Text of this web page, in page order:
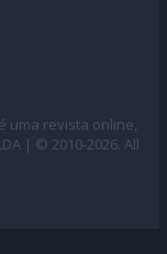
é uma revista online,
| © 2010-2026. All